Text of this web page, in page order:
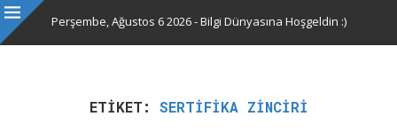
Perşembe, Ağustos 6 2026 - Bilgi Dünyasına Hoşgeldin :)
ETIKET: SERTIFIKA ZINCIRI